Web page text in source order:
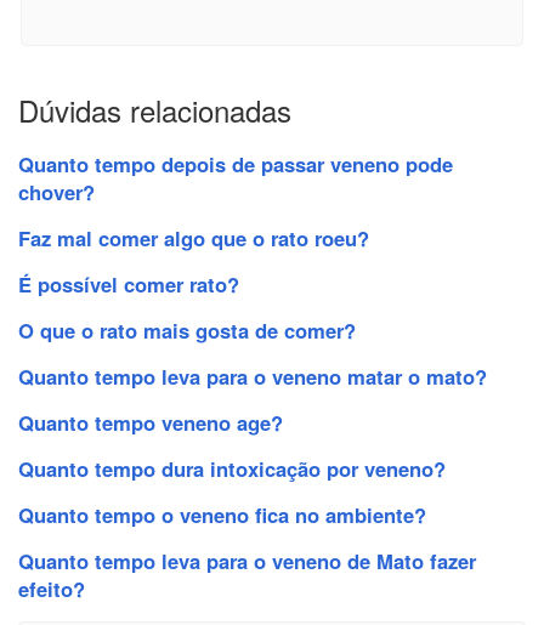
Dúvidas relacionadas
Quanto tempo depois de passar veneno pode
chover?
Faz mal comer algo que o rato roeu?
É possível comer rato?
O que o rato mais gosta de comer?
Quanto tempo leva para o veneno matar o mato?
Quanto tempo veneno age?
Quanto tempo dura intoxicação por veneno?
Quanto tempo o veneno fica no ambiente?
Quanto tempo leva para o veneno de Mato fazer
efeito?